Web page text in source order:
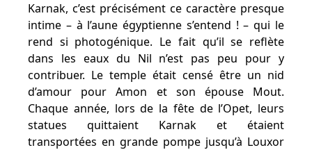
Karnak, c’est précisément ce caractère presque
intime – à l’aune égyptienne s’entend ! – qui le
rend si photogénique. Le fait qu’il se reflète
dans les eaux du Nil n’est pas peu pour y
contribuer. Le temple était censé être un nid
d’amour pour Amon et son épouse Mout.
Chaque année, lors de la fête de l’Opet, leurs
statues quittaient Karnak et étaient
transportées en grande pompe jusqu’à Louxor